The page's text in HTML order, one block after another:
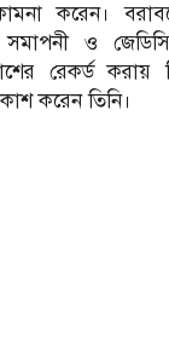
করেন।
সমাপনী ও জেডিসি
রেকর্ড করায়
করেন তিনি।